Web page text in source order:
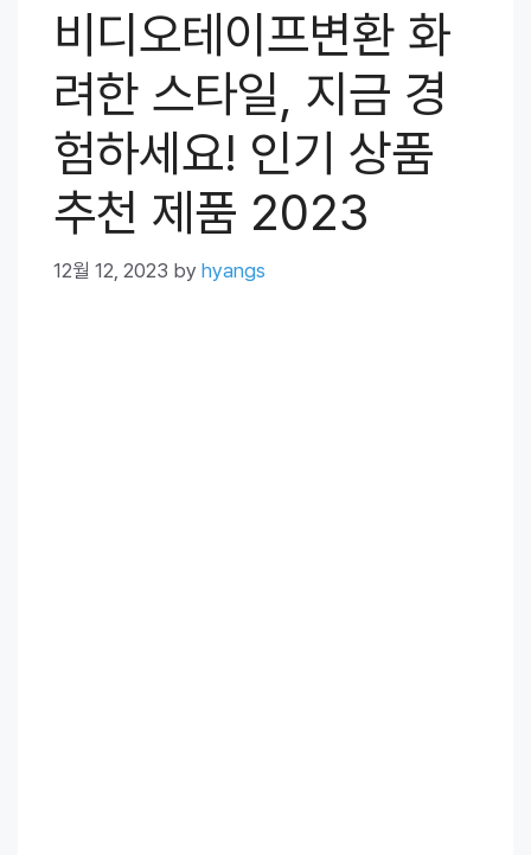
비디오테이프변환 화
려한 스타일, 지금 경
험하세요! 인기 상품
추천 제품 2023
12월 12, 2023 by hyangs